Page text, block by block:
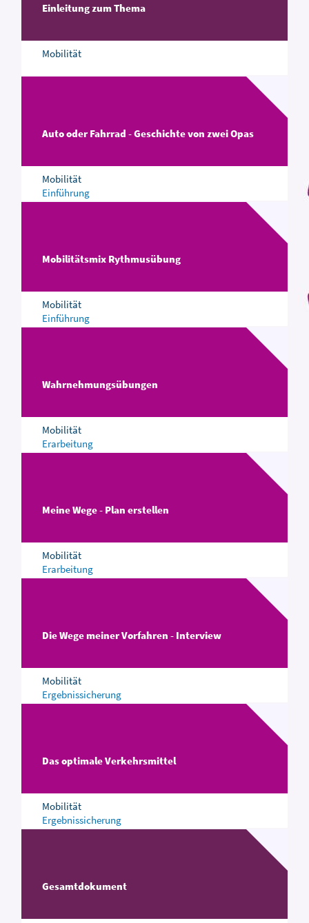
Einleitung zum Thema
Mobilität
Auto oder Fahrrad - Geschichte von zwei Opas
Mobilität
Einführung
Mobilitätsmix Rythmusübung
Mobilität
Einführung
Wahrnehmungsübungen
Mobilität
Erarbeitung
Meine Wege - Plan erstellen
Mobilität
Erarbeitung
Die Wege meiner Vorfahren - Interview
Mobilität
Ergebnissicherung
Das optimale Verkehrsmittel
Mobilität
Ergebnissicherung
Gesamtdokument